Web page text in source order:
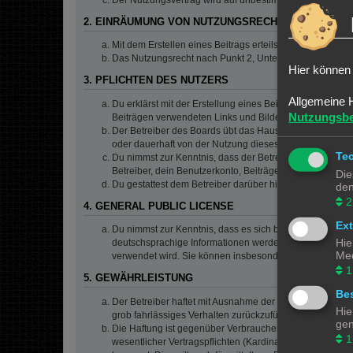
2. EINRÄUMUNG VON NUTZUNGSRECHTEN
Mit dem Erstellen eines Beitrags erteilst du dem
Das Nutzungsrecht nach Punkt 2, Unterpunkt a bleibt
3. PFLICHTEN DES NUTZERS
Du erklärst mit der Erstellung eines Beitrags, dass er
Beiträgen verwendeten Links und Bilder zu setzen bzw.
Der Betreiber des Boards übt das Hausrecht aus. Bei
oder dauerhaft von der Nutzung dieses Boards
Du nimmst zur Kenntnis, dass der Betreiber keine
Betreiber, dein Benutzerkonto, Beiträge und Funktionen
Du gestattest dem Betreiber darüber hinaus, deine
4. GENERAL PUBLIC LICENSE
Du nimmst zur Kenntnis, dass es sich bei phpBB um
deutschsprachige Informationen werden durch die
verwendet wird. Sie können insbesondere die
5. GEWÄHRLEISTUNG
Der Betreiber haftet mit Ausnahme der Verletzung von
grob fahrlässiges Verhalten zurückzuführen sind. Dies
Die Haftung ist gegenüber Verbrauchern außer bei
wesentlicher Vertragspflichten (Kardinalpflichten) auf
Hier
Allgemeine
2
1
1